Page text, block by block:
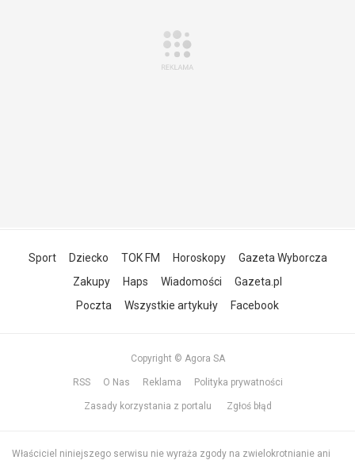
Sport Dziecko TOK FM Horoskopy
Gazeta Wyborcza
Zakupy
Haps Wiadomości
Gazeta.pl
Poczta
Wszystkie artykuły Facebook
Copyright © Agora SA
RSS O Nas Reklama Polityka prywatności
Zasady korzystania z portalu Zgłoś błąd
Właściciel niniejszego serwisu nie wyraża zgody na zwielokrotnianie ani